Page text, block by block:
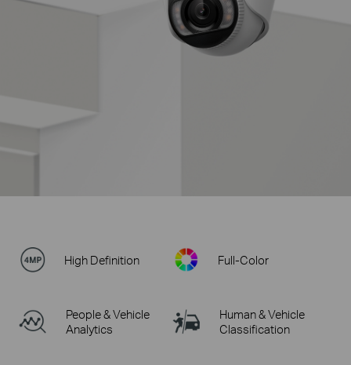
High Definition Full-Color
People & Vehicle
Analytics
Human & Vehicle
Classification